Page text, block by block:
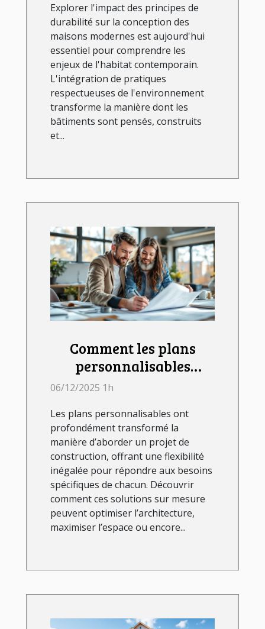
modernes ?
Explorer l'impact des principes de
durabilité sur la conception des
maisons modernes est aujourd'hui
essentiel pour comprendre les
enjeux de l'habitat contemporain.
L'intégration de pratiques
respectueuses de l'environnement
transforme la manière dont les
bâtiments sont pensés, construits
et...
Comment les plans
personnalisables
influencent votre projet
06/12/2025 1h
Les plans personnalisables ont
profondément transformé la
manière d’aborder un projet de
construction, offrant une flexibilité
inégalée pour répondre aux besoins
spécifiques de chacun. Découvrir
comment ces solutions sur mesure
peuvent optimiser l’architecture,
maximiser l’espace ou encore...